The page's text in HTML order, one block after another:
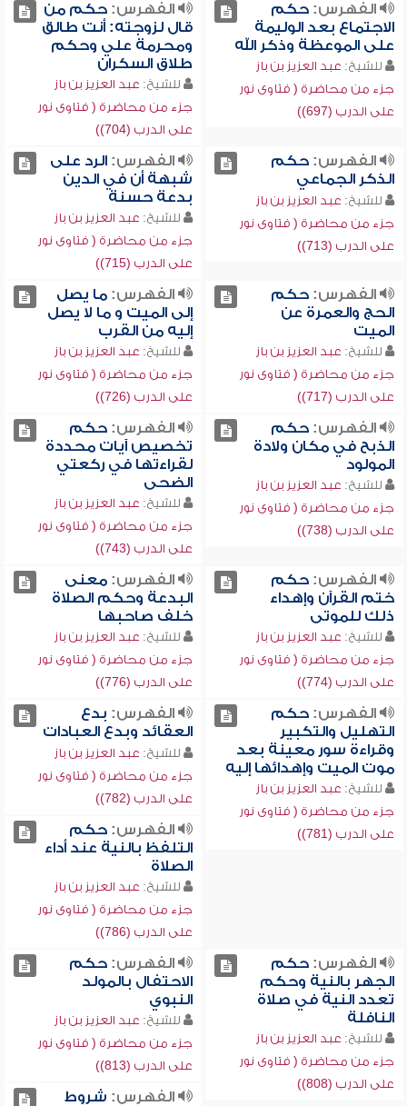
الفهرس:حكم
الاجتماع بعد الوليمة
على الموعظة وذكر الله
للشيخ: عبد العزيز بن باز
جزء من محاضرة ( فتاوى نور
على الدرب (697))
الفهرس:حكم من
قال لزوجته: أنت طالق
ومحرمة علي وحكم
طلاق السكران
للشيخ: عبد العزيز بن باز
جزء من محاضرة ( فتاوى نور
على الدرب (704))
الفهرس:حكم
الذكر الجماعي
للشيخ: عبد العزيز بن باز
جزء من محاضرة ( فتاوى نور
على الدرب (713))
الفهرس:الرد على
شبهة أن في الدين
بدعة حسنة
للشيخ: عبد العزيز بن باز
جزء من محاضرة ( فتاوى نور
على الدرب (715))
الفهرس:حكم
الحج والعمرة عن
الميت
للشيخ: عبد العزيز بن باز
جزء من محاضرة ( فتاوى نور
على الدرب (717))
الفهرس:ما يصل
إلى الميت و ما لا يصل
إليه من القرب
للشيخ: عبد العزيز بن باز
جزء من محاضرة ( فتاوى نور
على الدرب (726))
الفهرس:حكم
الذبح في مكان ولادة
المولود
للشيخ: عبد العزيز بن باز
جزء من محاضرة ( فتاوى نور
على الدرب (738))
الفهرس:حكم
تخصيص آيات محددة
لقراءتها في ركعتي
الضحى
للشيخ: عبد العزيز بن باز
جزء من محاضرة ( فتاوى نور
على الدرب (743))
الفهرس:حكم
ختم القرآن وإهداء
ذلك للموتى
للشيخ: عبد العزيز بن باز
جزء من محاضرة ( فتاوى نور
على الدرب (774))
الفهرس:معنى
البدعة وحكم الصلاة
خلف صاحبها
للشيخ: عبد العزيز بن باز
جزء من محاضرة ( فتاوى نور
على الدرب (776))
الفهرس:حكم
التهليل والتكبير
وقراءة سور معينة بعد
موت الميت وإهدائها إليه
للشيخ: عبد العزيز بن باز
جزء من محاضرة ( فتاوى نور
على الدرب (781))
الفهرس: بدع
العقائد وبدع العبادات
للشيخ: عبد العزيز بن باز
جزء من محاضرة ( فتاوى نور
على الدرب (782))
الفهرس:حكم
التلفظ بالنية عند أداء
الصلاة
للشيخ: عبد العزيز بن باز
جزء من محاضرة ( فتاوى نور
على الدرب (786))
الفهرس:حكم
الجهر بالنية وحكم
تعدد النية في صلاة
النافلة
للشيخ: عبد العزيز بن باز
جزء من محاضرة ( فتاوى نور
على الدرب (808))
الفهرس:حكم
الاحتفال بالمولد
النبوي
للشيخ: عبد العزيز بن باز
جزء من محاضرة ( فتاوى نور
على الدرب (813))
الفهرس: شروط